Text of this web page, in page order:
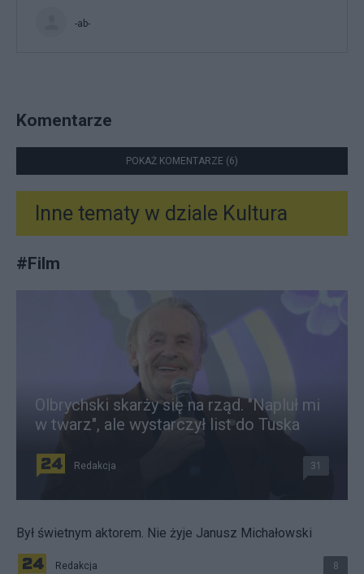
-ab-
Komentarze
POKAŻ KOMENTARZE (6)
Inne tematy w dziale Kultura
#Film
Olbrychski skarży się na rząd. "Napluł mi
w twarz", ale wystarczył list do Tuska
Redakcja 31
Był świetnym aktorem. Nie żyje Janusz Michałowski
Redakcja 8